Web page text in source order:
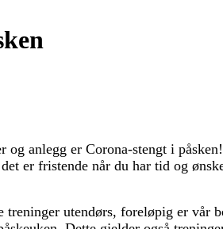
anlegg er Corona-stengt i
er fristende når du har tid og
utendørs, foreløpig er vår